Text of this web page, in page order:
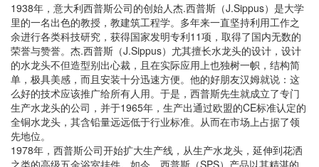
1938年，意大利西普斯公司的创始人杰.西普斯（J.Sippus）是大学
里的一名出色的教授，教建筑工程学。多年来一直坚持利用工作之
余进行各类科技研究，获得国家发明专利11项，取得了国内无数的
荣誉与赞誉。杰.西普斯（J.Sippus）尤其擅长水龙头的设计，设计
的水龙头不但造型别出心裁，且在实际应用上也独树一帜，结构简
单，极具美感，而且安装十分迅速方便。他的好朋友汉姆就说：这
么好的技术应该推广给所有人用。于是，西普斯先生就成立了专门
生产水龙头的公司，并于1965年，生产出通过欧盟的CE标准认定的
全铜水龙头，其含铅量远远低于行业标准。从而在市场上占据了领
先地位。
1978年，西普斯公司开始扩大生产线，从生产水龙头，延伸到花洒
之类的高级五金浴室挂件。如今，西普斯（SPS）产品以其精湛的